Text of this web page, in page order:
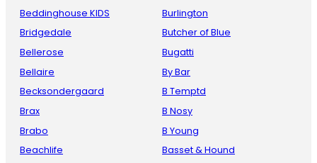
Beddinghouse KIDS
Bridgedale
Bellerose
Bellaire
Becksondergaard
Brax
Brabo
Beachlife
Burlington
Butcher of Blue
Bugatti
By Bar
B Temptd
B Nosy
B Young
Basset & Hound